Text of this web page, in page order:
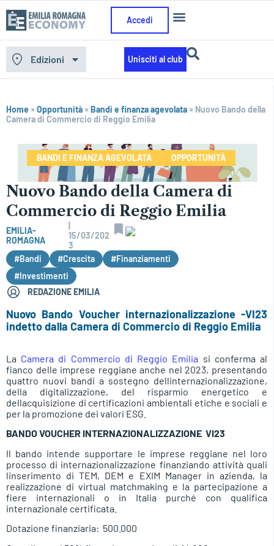
Accedi
Edizioni Unisciti al club
Home »Opportunità »Bandi e finanza agevolata » Nuovo Bando della
Camera di Commercio di Reggio Emilia
BANDI E FINANZA AGEVOLATA OPPORTUNITÀ
Nuovo Bando della Camera di
Commercio di Reggio Emilia
EMILIA-
ROMAGNA
15/03/202
3
#Bandi
#Crescita
#Finanziamenti
#Investimenti
REDAZIONE EMILIA
Nuovo Bando Voucher internazionalizzazione -VI23
indetto dalla Camera di Commercio di Reggio Emilia
La Camera di Commercio di Reggio Emilia si conferma al
fianco delle imprese reggiane anche nel 2023, presentando
quattro nuovi bandi a sostegno dellinternazionalizzazione,
della digitalizzazione, del risparmio energetico e
dellacquisizione di certificazioni ambientali etiche e sociali e
per la promozione dei valori ESG.
BANDO VOUCHER INTERNAZIONALIZZAZIONE  VI23
Il bando intende supportare le imprese reggiane nel loro
processo di internazionalizzazione finanziando attività quali
linserimento di TEM, DEM e EXIM Manager in azienda, la
realizzazione di virtual matchmaking e la partecipazione a
fiere internazionali o in Italia purché con qualifica
internazionale certificata.
Dotazione finanziaria:  500.000